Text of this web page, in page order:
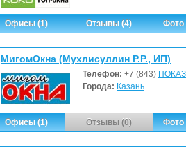
Офисы (1) Отзывы (4) Фото
МигомОкна (Мухлисуллин Р.Р., ИП)
Телефон: +7 (843)
Города: Казань
Офисы (1) Отзывы (0) Фото